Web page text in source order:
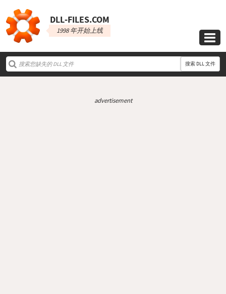
DLL‑FILES.COM
1998 年开始上线

搜索 DLL 文件
advertisement